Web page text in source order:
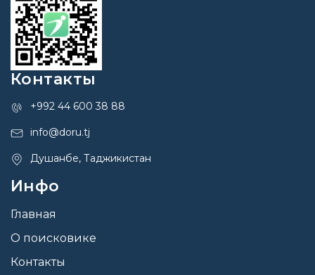
Контакты
+992 44 600 38 88
info@doru.tj
Душанбе, Таджикистан
Инфо
Главная
О поисковике
Контакты